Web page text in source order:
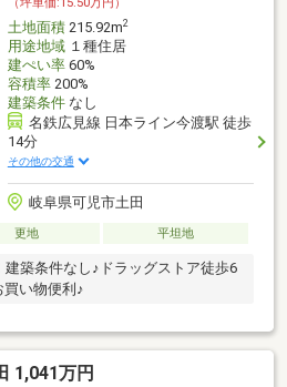
土地面積215.92m2
用途地域１種住居
建ぺい率60%
容積率200%
建築条件なし
名鉄広見線 日本ライン今渡駅 徒歩
14分
その他の交通
岐阜県可児市土田
更地 平坦地
建築条件なし♪ドラッグストア徒歩6
い物便利♪
1,041万円